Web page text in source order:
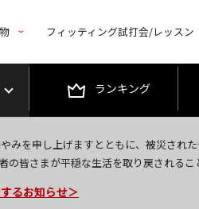
フィッティング試打会/レッスン
ランキング
みを申し上げますとともに、被災され
皆さまが平穏な生活を取り戻されるこ
録で1,000円OFFクーポンプレゼン
るお知らせ＞
注文・発送・お問い合わせ＞